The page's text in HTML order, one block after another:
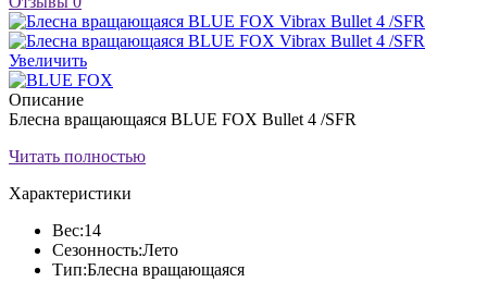
Увеличить
Описание
Блесна вращающаяся BLUE FOX Bullet 4 /SFR
Читать полностью
Характеристики
Вес:14
Сезонность:Лето
Тип:Блесна вращающаяся